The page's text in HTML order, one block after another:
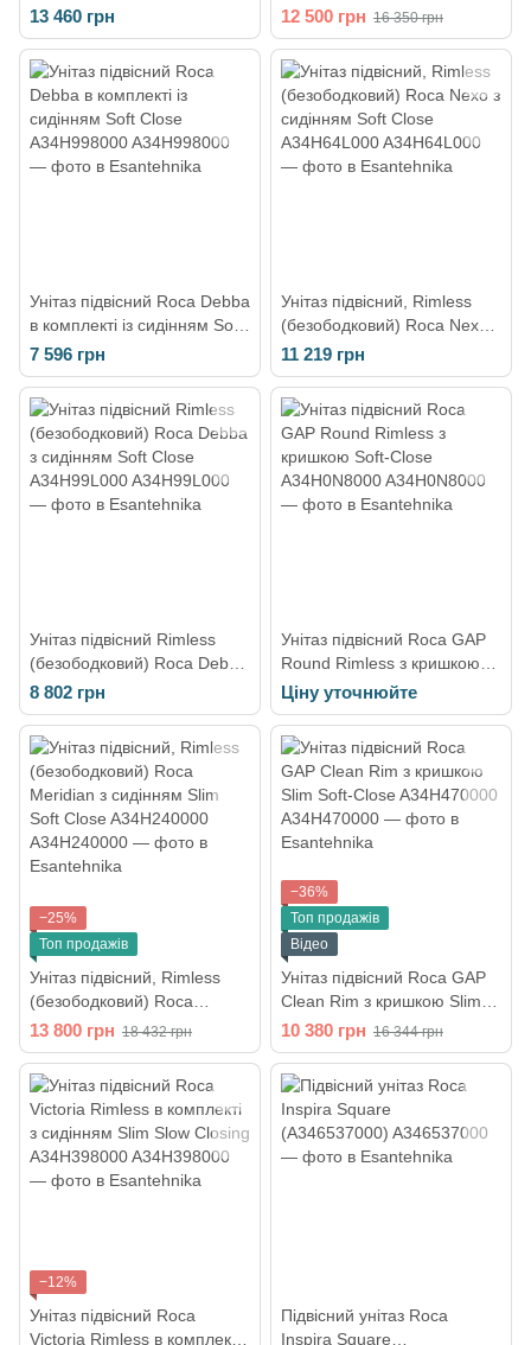
кришкою Ultraslim, білий
(A34H472000)
13 460 грн
сидінням Soft Close
A34H47C000
12 500 грн 16 350 грн
Унітаз підвісний Roca Debba
в комплекті із сидінням Soft
Close A34H998000
7 596 грн
Унітаз підвісний, Rimless
(безободковий) Roca Nexo з
сидінням Soft Close
A34H64L000
11 219 грн
Унітаз підвісний Rimless
(безободковий) Roca Debba
з сидінням Soft Close
A34H99L000
8 802 грн
Унітаз підвісний Roca GAP
Round Rimless з кришкою
Soft-Close A34H0N8000
Ціну уточнюйте
−25%
Топ продажів
Унітаз підвісний, Rimless
(безободковий) Roca
Meridian з сидінням Slim
Soft Close A34H240000
13 800 грн 18 432 грн
−36%
Топ продажів
Відео
Унітаз підвісний Roca GAP
Clean Rim з кришкою Slim
Soft-Close A34H470000
10 380 грн 16 344 грн
−12%
Унітаз підвісний Roca
Victoria Rimless в комплекті
Підвісний унітаз Roca
Inspira Square